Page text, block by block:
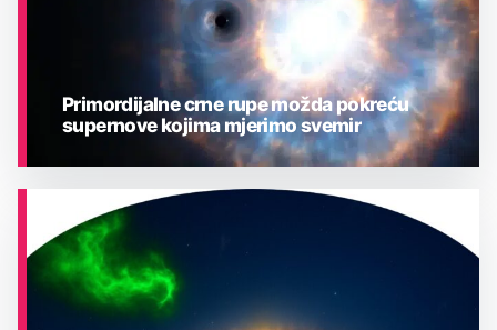
ASTRONOMIJA
Primordijalne crne rupe možda pokreću
supernove kojima mjerimo svemir